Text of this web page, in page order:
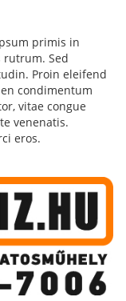
primis in
Sed
Proin eleifend
condimentum
vitae congue
venenatis.
eros.